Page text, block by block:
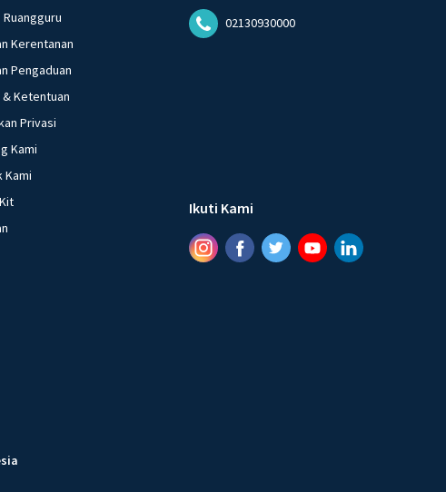
Kerentanan
Pengaduan
Ketentuan
Privasi
Kami
Kami
02130930000
Ikuti Kami